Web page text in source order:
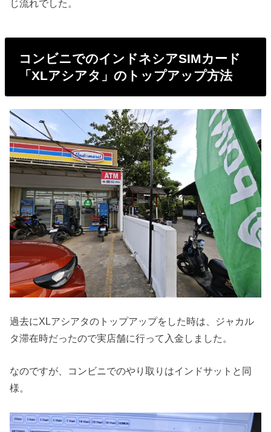
じ流れでした。
コンビニでのインドネシアSIMカード
「XLアシアタ」のトップアップ方法
過去にXLアシアタのトップアップをした時は、ジャカル
タ滞在時だったので実店舗に行って入金しました。
なのですが、コンビニでのやり取りはインドサットと同
様。